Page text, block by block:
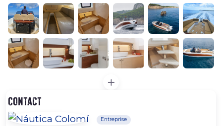
Contact
Entreprise